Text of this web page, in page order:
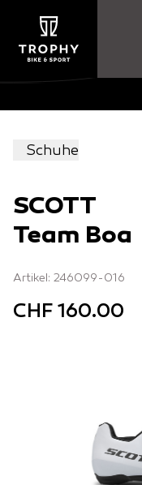
Schuhe
SCOTT
Team Boa
Artikel: 246099-016
CHF 160.00